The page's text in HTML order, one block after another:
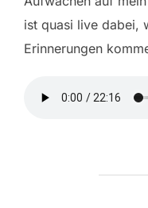
ist quasi live dabei,
Erinnerungen